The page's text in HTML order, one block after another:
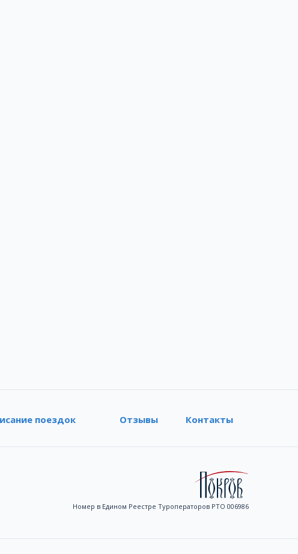
поездок Отзывы Контакты
Номер в Едином Реестре Туроператоров РТО 006986